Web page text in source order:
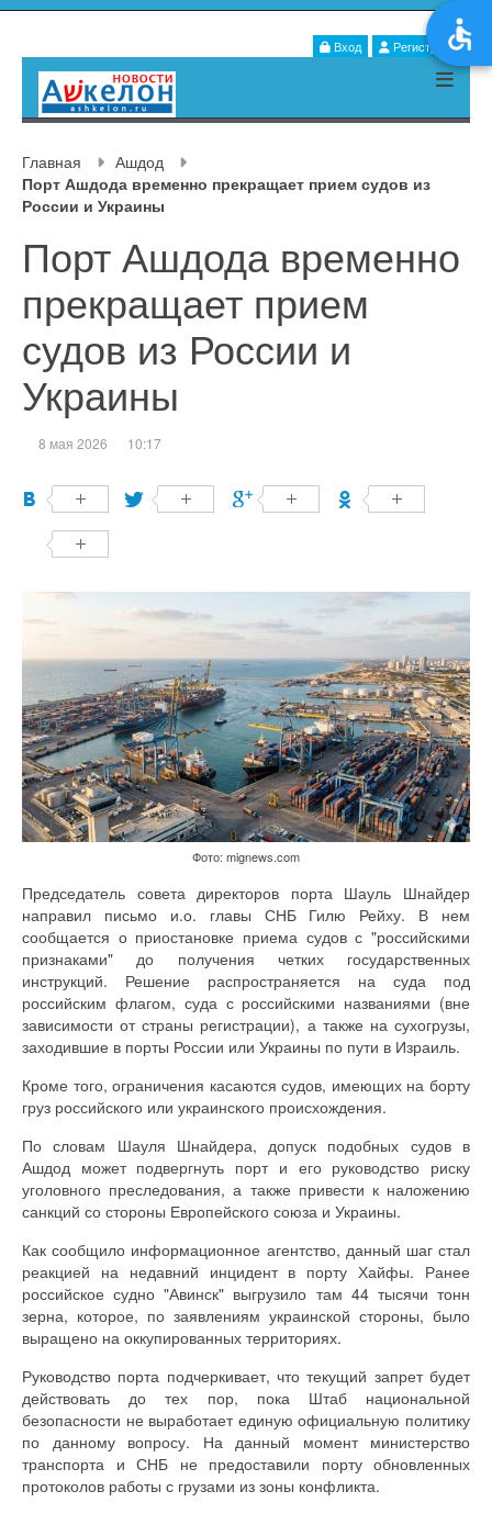
Вход Регистрация
Главная
Ашдод
Порт Ашдода временно прекращает прием судов из
России и Украины
Порт Ашдода временно
прекращает прием
судов из России и
Украины
8 мая 2026 10:17
Фото: mignews.com
Председатель совета директоров порта Шауль Шнайдер
направил письмо и.о. главы СНБ Гилю Рейху. В нем
сообщается о приостановке приема судов с "российскими
признаками" до получения четких государственных
инструкций. Решение распространяется на суда под
российским флагом, суда с российскими названиями (вне
зависимости от страны регистрации), а также на сухогрузы,
заходившие в порты России или Украины по пути в Израиль.
Кроме того, ограничения касаются судов, имеющих на борту
груз российского или украинского происхождения.
По словам Шауля Шнайдера, допуск подобных судов в
Ашдод может подвергнуть порт и его руководство риску
уголовного преследования, а также привести к наложению
санкций со стороны Европейского союза и Украины.
Как сообщило информационное агентство, данный шаг стал
реакцией на недавний инцидент в порту Хайфы. Ранее
российское судно "Авинск" выгрузило там 44 тысячи тонн
зерна, которое, по заявлениям украинской стороны, было
выращено на оккупированных территориях.
Руководство порта подчеркивает, что текущий запрет будет
действовать до тех пор, пока Штаб национальной
безопасности не выработает единую официальную политику
по данному вопросу. На данный момент министерство
транспорта и СНБ не предоставили порту обновленных
протоколов работы с грузами из зоны конфликта.